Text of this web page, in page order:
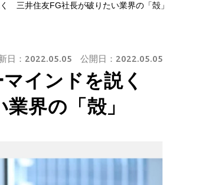
三井住友FG社長が破りたい業界の「殻」
マインドを説く
界の「殻」
日： 2022.05.05 公開日： 2022.05.05